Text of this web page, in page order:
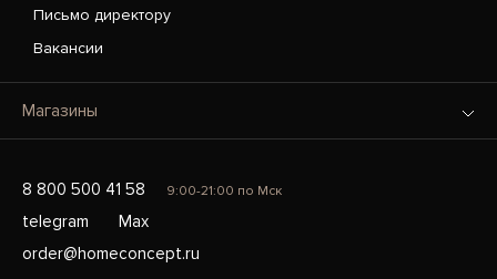
Письмо директору
Вакансии
Магазины
8 800 500 41 58 9:00-21:00 по Мск
telegram
Max
order@homeconcept.ru